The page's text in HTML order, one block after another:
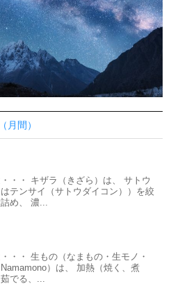
月間）
・・ キザラ（きざら）は、 サトウ
テンサイ（サトウダイコン））を絞
め、 濃...
・・ 生もの（なまもの・生モノ・
）は、 加熱（焼く、煮
でる、...